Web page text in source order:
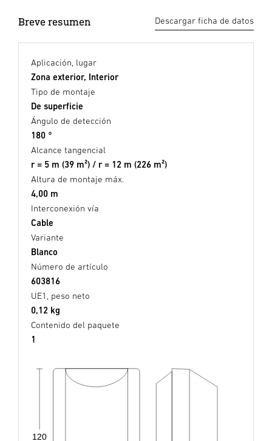
Breve resumen Descargar ficha de datos
Aplicación, lugar
Zona exterior, Interior
Tipo de montaje
De superficie
Ángulo de detección
180 °
Alcance tangencial
r = 5 m (39 m²) / r = 12 m (226 m²)
Altura de montaje máx.
4,00 m
Interconexión vía
Cable
Variante
Blanco
Número de artículo
603816
UE1, peso neto
0,12 kg
Contenido del paquete
1
120